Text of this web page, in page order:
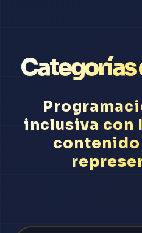
Categorías
inclusiva con